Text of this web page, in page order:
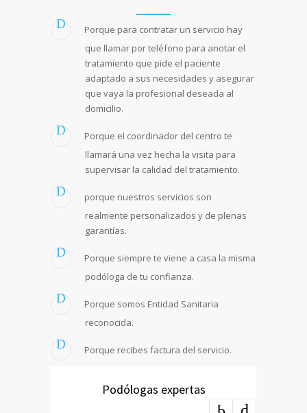
Porque para contratar un servicio hay
que llamar por teléfono para anotar el
tratamiento que pide el paciente
adaptado a sus necesidades y asegurar
que vaya la profesional deseada al
domicilio.
Porque el coordinador del centro te
llamará una vez hecha la visita para
supervisar la calidad del tratamiento.
porque nuestros servicios son
realmente personalizados y de plenas
garantías.
Porque siempre te viene a casa la misma
podóloga de tu confianza.
Porque somos Entidad Sanitaria
reconocida.
Porque recibes factura del servicio.
Podólogas expertas